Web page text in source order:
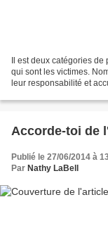
Il est deux catégories
qui sont les victimes.
leur responsabilité et
Accorde-toi de
Publié le 27/06/2014 à
Par Nathy LaBell